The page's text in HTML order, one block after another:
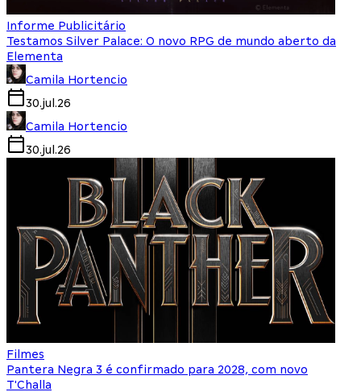
Informe Publicitário
Testamos Silver Palace: O novo RPG de mundo aberto da
Elementa
Camila Hortencio
30.jul.26
Camila Hortencio
30.jul.26
Filmes
Pantera Negra 3 é confirmado para 2028, com novo
T'Challa